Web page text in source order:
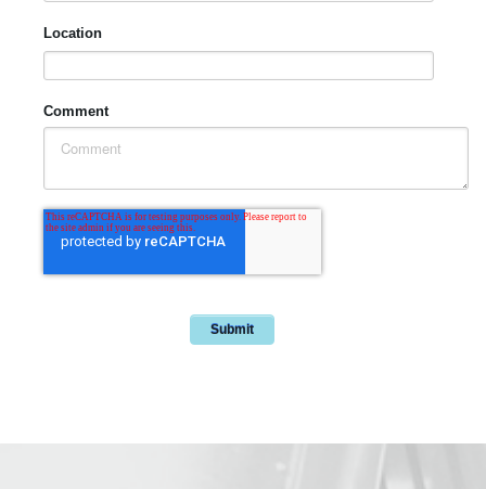
Location
Comment